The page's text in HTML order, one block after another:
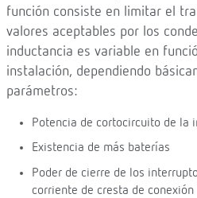
función consiste en limitar el
valores aceptables por los
inductancia es variable en
instalación, dependiendo
parámetros:
Potencia de cortocircuito de la
Existencia de más baterías
Poder de cierre de los
corriente de cresta de